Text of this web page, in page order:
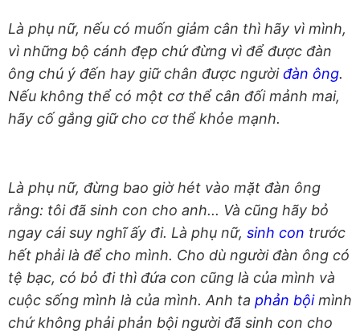
Là phụ nữ, nếu có muốn giảm cân thì hãy vì mình,
vì những bộ cánh đẹp chứ đừng vì để được đàn
ông chú ý đến hay giữ chân được ngườiđàn ông.
Nếu không thể có một cơ thể cân đối mảnh mai,
hãy cố gắng giữ cho cơ thể khỏe mạnh.
Là phụ nữ, đừng bao giờ hét vào mặt đàn ông
rằng: tôi đã sinh con cho anh... Và cũng hãy bỏ
ngay cái suy nghĩ ấy đi. Là phụ nữ, sinh con trước
hết phải là để cho mình. Cho dù người đàn ông có
tệ bạc, có bỏ đi thì đứa con cũng là của mình và
cuộc sống mình là của mình. Anh ta phản bộimình
chứ không phải phản bội người đã sinh con cho